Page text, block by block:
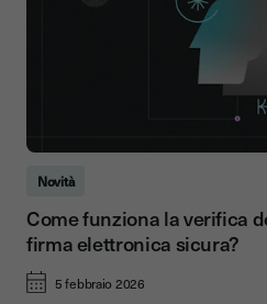
Novità
Come funziona la verifica
firma elettronica sicura?
5 febbraio 2026